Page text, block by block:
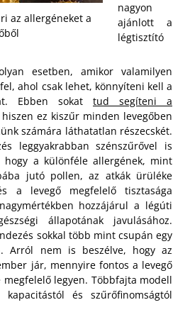
az allergéneket a
nagyon
ajánlott a
légtisztító
esetben, amikor valamilyen
ahol csak lehet, könnyíteni kell a
Ebben sokat tud segíteni a
hiszen ez kiszűr minden levegőben
számára láthatatlan részecskét.
leggyakrabban szénszűrővel is
a különféle allergének, mint
jutó pollen, az atkák ürüléke
a levegő megfelelő tisztasága
hozzájárul a légúti
állapotának javulásához.
sokkal több mint csupán egy
Arról nem is beszélve, hogy az
jár, mennyire fontos a levegő
megfelelő legyen. Többfajta modell
és szűrőfinomságtól